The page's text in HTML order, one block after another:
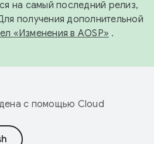
на самый последний релиз,
получения дополнительной
«Изменения в AOSP» .
с помощью Cloud